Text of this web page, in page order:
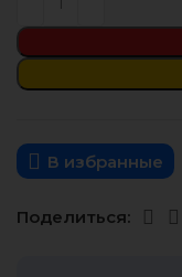
В избранные
Поделиться: